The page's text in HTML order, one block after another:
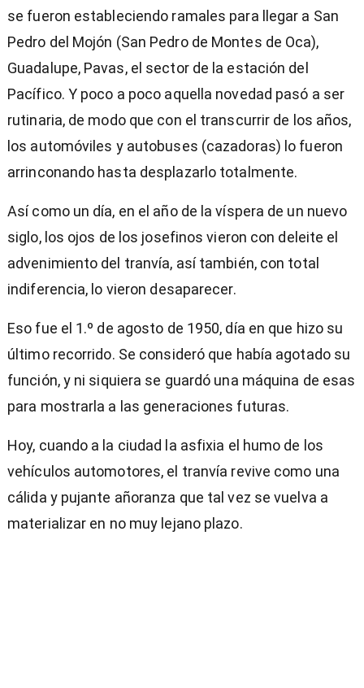
se fueron estableciendo ramales para llegar a San
Pedro del Mojón (San Pedro de Montes de Oca),
Guadalupe, Pavas, el sector de la estación del
Pacífico. Y poco a poco aquella novedad pasó a ser
rutinaria, de modo que con el transcurrir de los años,
los automóviles y autobuses (cazadoras) lo fueron
arrinconando hasta desplazarlo totalmente.
Así como un día, en el año de la víspera de un nuevo
siglo, los ojos de los josefinos vieron con deleite el
advenimiento del tranvía, así también, con total
indiferencia, lo vieron desaparecer.
Eso fue el 1.º de agosto de 1950, día en que hizo su
último recorrido. Se consideró que había agotado su
función, y ni siquiera se guardó una máquina de esas
para mostrarla a las generaciones futuras.
Hoy, cuando a la ciudad la asfixia el humo de los
vehículos automotores, el tranvía revive como una
cálida y pujante añoranza que tal vez se vuelva a
materializar en no muy lejano plazo.